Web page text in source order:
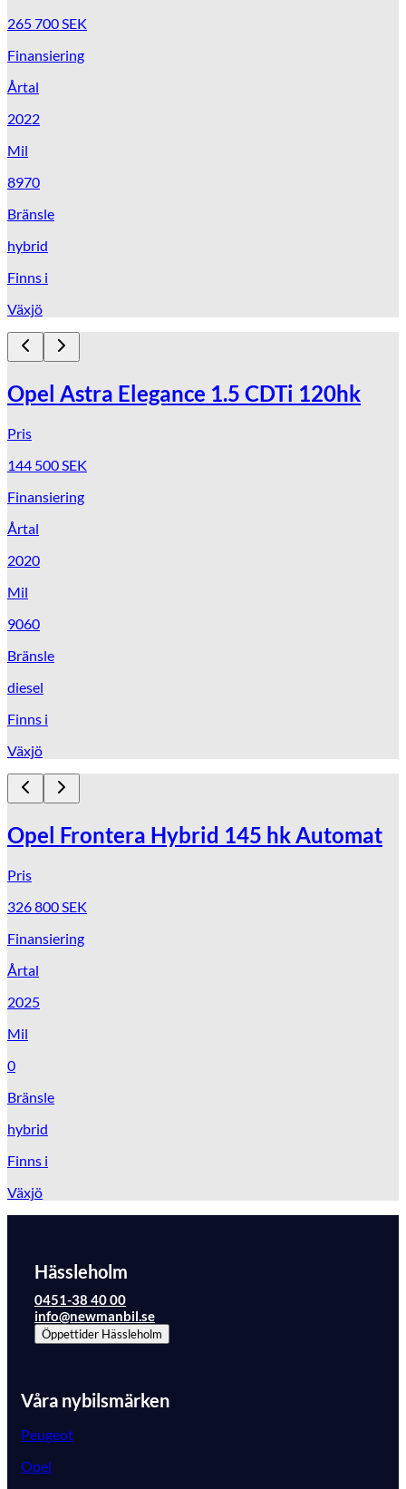
265 700SEK
Finansiering
Årtal
2022
Mil
8970
Bränsle
hybrid
Finns i
Växjö
Opel Astra Elegance 1.5 CDTi 120hk
Pris
144 500 SEK
Finansiering
Årtal
2020
Mil
9060
Bränsle
diesel
Finns i
Växjö
Opel Frontera Hybrid 145 hk Automat
Pris
326 800 SEK
Finansiering
Årtal
2025
Mil
0
Bränsle
hybrid
Finns i
Växjö
Hässleholm
0451-38 40 00
info@newmanbil.se
Öppettider Hässleholm
Våra nybilsmärken
Peugeot
Opel